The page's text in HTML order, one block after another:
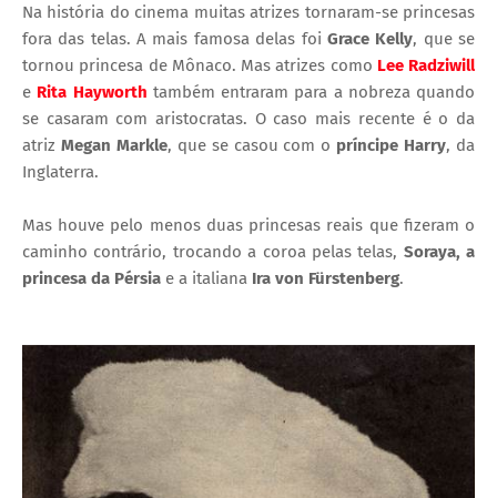
Na história do cinema muitas atrizes tornaram-se princesas
fora das telas. A mais famosa delas foi Grace Kelly, que se
tornou princesa de Mônaco. Mas atrizes como Lee Radziwill
e Rita Hayworth também entraram para a nobreza quando
se casaram com aristocratas. O caso mais recente é o da
atriz Megan Markle, que se casou com o príncipe Harry, da
Inglaterra.
Mas houve pelo menos duas princesas reais que fizeram o
caminho contrário, trocando a coroa pelas telas, Soraya, a
princesa da Pérsia e a italiana Ira von Fürstenberg.